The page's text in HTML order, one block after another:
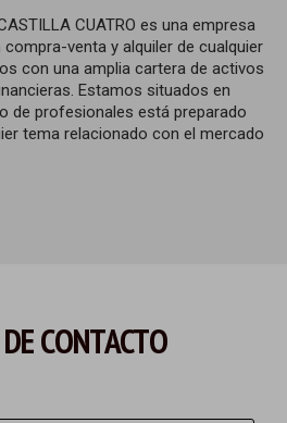
CUATRO es una empresa
venta y alquiler de cualquier
con una amplia cartera de activos
Estamos situados en
de profesionales está preparado
tema relacionado con el mercado
CONTACTO